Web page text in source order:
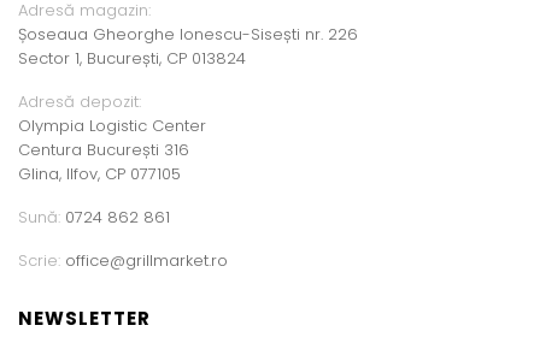
Adresă magazin:
Șoseaua Gheorghe Ionescu-Sisești nr. 226
Sector 1, București, CP 013824
Adresă depozit:
Olympia Logistic Center
Centura București 316
Glina, Ilfov, CP 077105
Sună: 0724 862 861
Scrie: office@grillmarket.ro
NEWSLETTER